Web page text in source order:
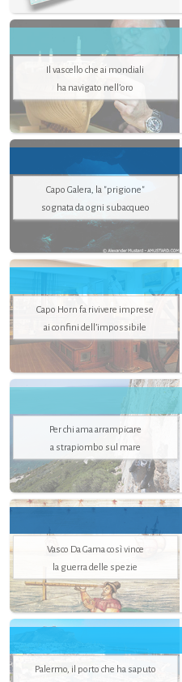
Il vascello che ai mondiali
ha navigato nell’oro
Capo Galera, la "prigione"
sognata da ogni subacqueo
Capo Horn fa rivivere imprese
ai confini dell’impossibile
Per chi ama arrampicare
a strapiombo sul mare
Vasco Da Gama così vince
la guerra delle spezie
Palermo, il porto che ha saputo